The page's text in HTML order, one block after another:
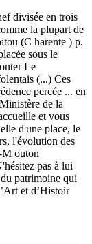
divisée en trois
la plupart de
(C harente ) p.
sous le
Le
(...) Ces
percée ... en
de la
et vous
d'une place, le
l'évolution des
M outon
pas à lui
patrimoine qui
et d’Histoir